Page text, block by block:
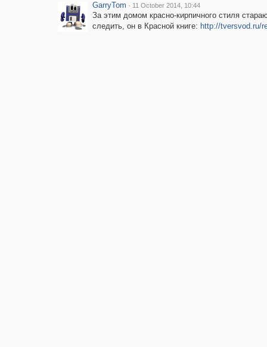
GarryTom · 11 October 2014, 10:44
За этим домом красно-кирпичного стиля
следить, он в Красной книге: http://tversvod.ru/